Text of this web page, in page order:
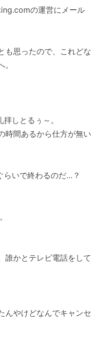
の運営にメール
も思ったので、これどな
しとるぅ～。
時間あるから仕方が無い
いで終わるのだ…？
誰かとテレビ電話をして
んやけどなんでキャンセ